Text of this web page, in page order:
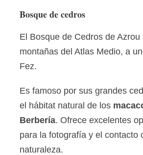
Bosque de cedros
El Bosque de Cedros de
montañas del Atlas Medio, a
Fez.
Es famoso por sus grandes
el hábitat natural de los
Berbería. Ofrece excelentes
para la fotografía y el contacto
naturaleza.